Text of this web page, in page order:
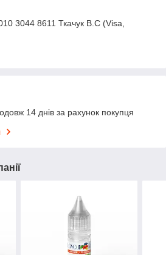
3044 8611 Ткачук В.С (Visa,
14 днів за рахунок покупця